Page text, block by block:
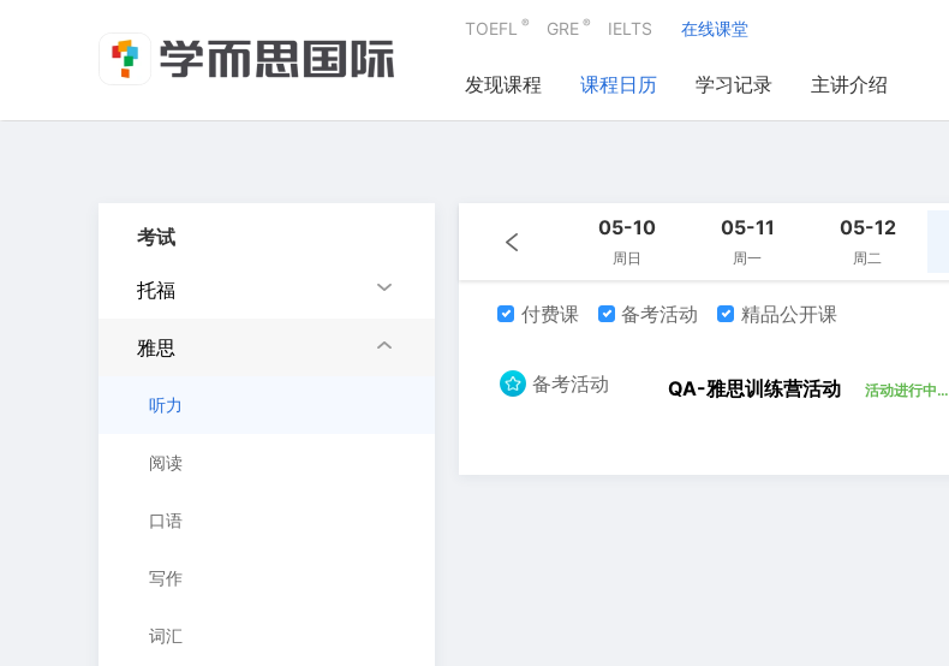
TOEFL ® GRE ® IELTS 在线课堂
发现课程 课程日历 学习记录 主讲介绍
考试
托福
雅思
听力
阅读
口语
写作
词汇
05-10
周日
05-11
周一
05-12
周二
付费课 备考活动 精品公开课
备考活动 QA-雅思训练营活动 活动进行中…